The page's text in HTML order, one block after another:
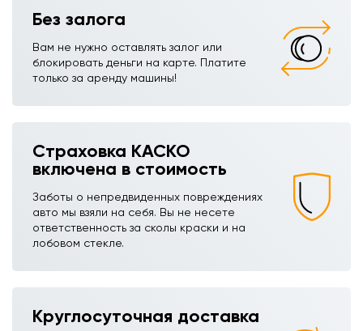
Без залога
Вам не нужно оставлять залог или
блокировать деньги на карте. Платите
только за аренду машины!
Страховка КАСКО
включена в стоимость
Заботы о непредвиденных повреждениях
авто мы взяли на себя. Вы не несете
ответственность за сколы краски и на
лобовом стекле.
Круглосуточная доставка